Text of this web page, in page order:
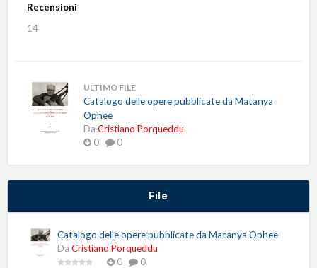
Recensioni
14
ULTIMO FILE
Catalogo delle opere pubblicate da Matanya
Ophee
Da Cristiano Porqueddu
0
0
File
Catalogo delle opere pubblicate da Matanya Ophee
Da Cristiano Porqueddu
0
0